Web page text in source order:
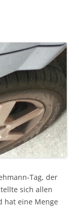
Tag, der
sich allen
hat eine Menge